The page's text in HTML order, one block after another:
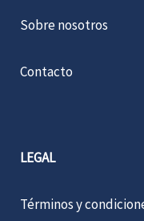
Sobre nosotros
Contacto
LEGAL
Términos y